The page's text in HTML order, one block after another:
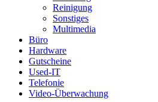
Reinigung
Sonstiges
Multimedia
Büro
Hardware
Gutscheine
Used-IT
Telefonie
Video-Überwachung